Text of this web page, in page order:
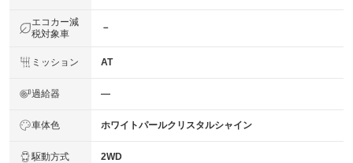
エコカー減
税対象車
－
ミッション AT
過給器 ―
車体色 ホワイトパールクリスタルシャイン
駆動方式 2WD